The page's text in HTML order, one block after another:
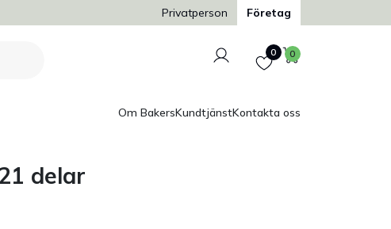
Trygg och säker betalning
Privatperson Företag
Logga in
Favoriter
0 Varukorg
0
Om BakersKundtjänstKontakta oss
delar